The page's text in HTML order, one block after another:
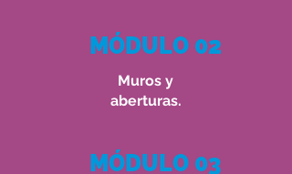
MÓDULO 02
Muros y
aberturas.
MÓDULO 03